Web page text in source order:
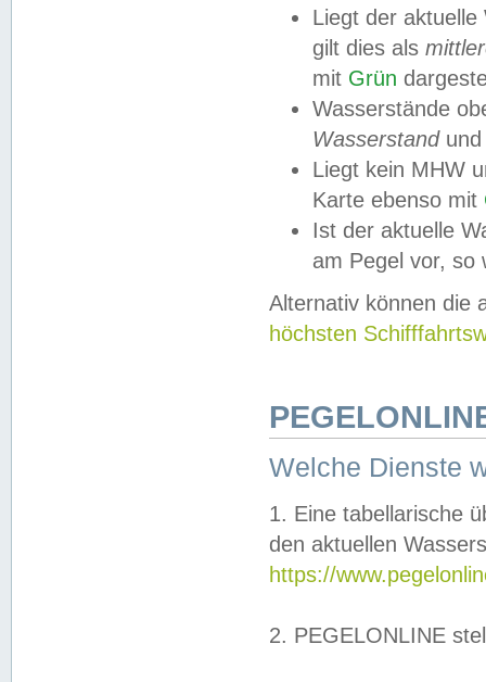
Liegt der
gilt dies als
mit Grün
Wasserstände
Wasserstandund
Liegt kein MHW
Karte ebenso mit
Ist der aktuelle
am Pegel vor,
Alternativ können die
höchsten
Welche Dienste
1. Eine tabellarische
den aktuellen
https://
2. PEGELONLINE